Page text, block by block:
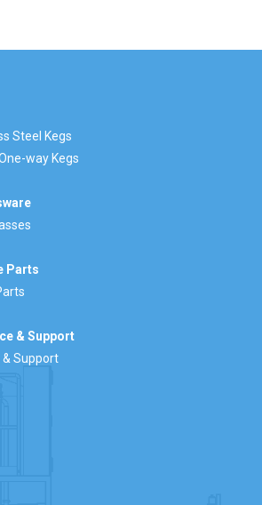
Steel Kegs
way Kegs
Parts
& Support
& Support